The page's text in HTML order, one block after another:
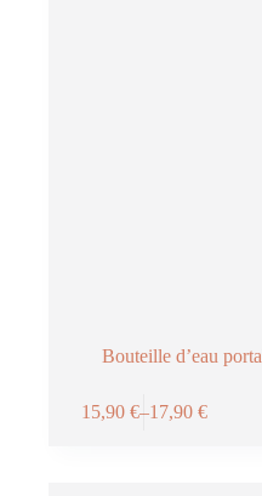
Bouteille d’eau
15,90 €–17,90 €